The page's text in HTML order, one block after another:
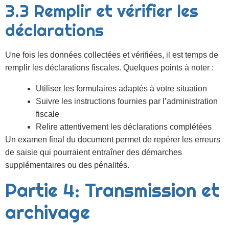
3.3 Remplir et vérifier les
déclarations
Une fois les données collectées et vérifiées, il est temps de
remplir les déclarations fiscales. Quelques points à noter :
Utiliser les formulaires adaptés à votre situation
Suivre les instructions fournies par l’administration
fiscale
Relire attentivement les déclarations complétées
Un examen final du document permet de repérer les erreurs
de saisie qui pourraient entraîner des démarches
supplémentaires ou des pénalités.
Partie 4: Transmission et
archivage